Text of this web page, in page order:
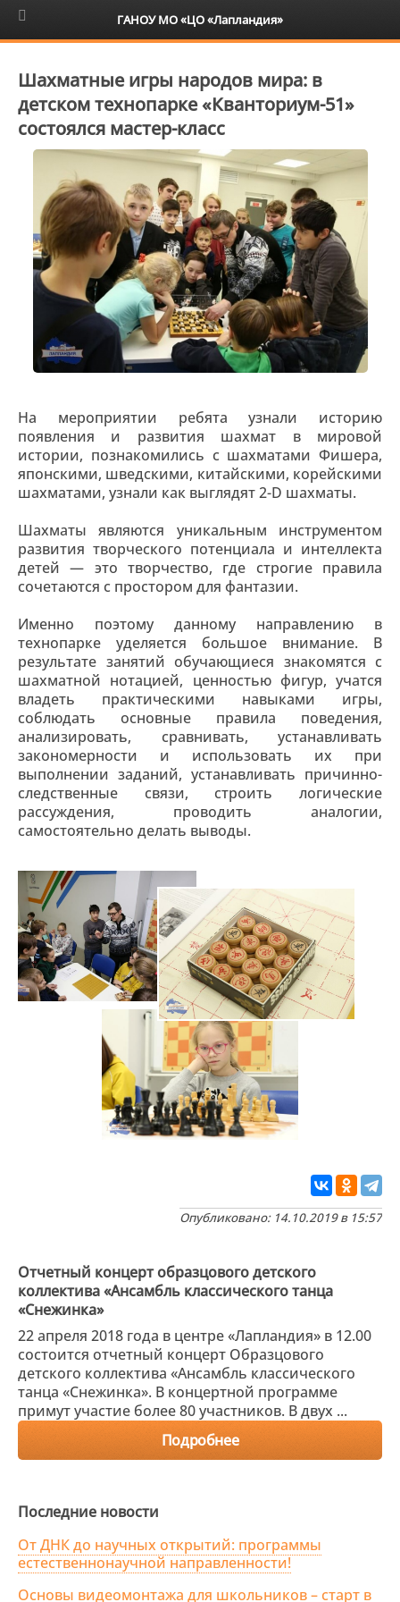
6+
Шахматные игры народов мира: в
детском технопарке «Кванториум-51»
состоялся мастер-класс
На мероприятии ребята узнали историю
появления и развития шахмат в мировой
истории, познакомились с шахматами Фишера,
японскими, шведскими, китайскими, корейскими
шахматами, узнали как выглядят 2-D шахматы.
Шахматы являются уникальным инструментом
развития творческого потенциала и интеллекта
детей — это творчество, где строгие правила
сочетаются с простором для фантазии.
Именно поэтому данному направлению в
технопарке уделяется большое внимание. В
результате занятий обучающиеся знакомятся с
шахматной нотацией, ценностью фигур, учатся
владеть практическими навыками игры,
соблюдать основные правила поведения,
анализировать, сравнивать, устанавливать
закономерности и использовать их при
выполнении заданий, устанавливать причинно-
следственные связи, строить логические
рассуждения, проводить аналогии,
самостоятельно делать выводы.
Опубликовано: 14.10.2019 в 15:57
Отчетный концерт образцового детского
коллектива «Ансамбль классического танца
«Снежинка»
22 апреля 2018 года в центре «Лапландия» в 12.00
состоится отчетный концерт Образцового
детского коллектива «Ансамбль классического
танца «Снежинка». В концертной программе
примут участие более 80 участников. В двух ...
Подробнее
Последние новости
От ДНК до научных открытий: программы
естественнонаучной направленности!
Основы видеомонтажа для школьников – старт в
ГАНОУ МО «ЦО «Лапландия»